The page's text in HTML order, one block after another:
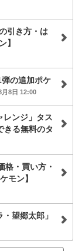
引き方・は
】
弾の追加ポケ
月8日 12:00
レンジ」タス
きる無料のタ
格・買い方・
モン】
望郷太郎」